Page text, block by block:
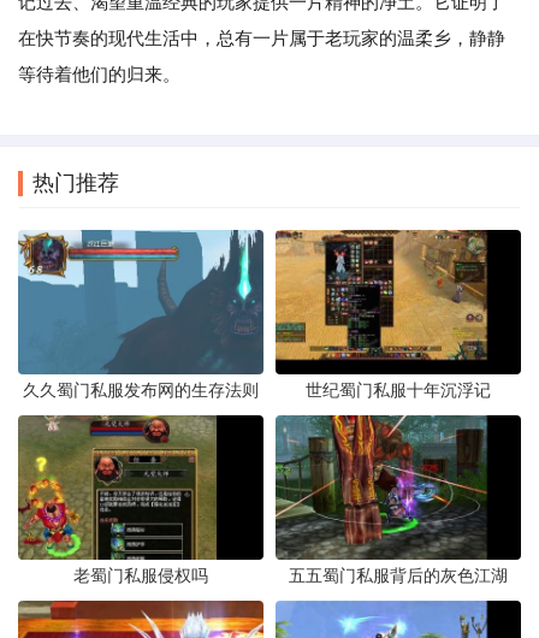
在快节奏的现代生活中，总有一片属于老玩家的温柔乡，静静
等待着他们的归来。
热门推荐
久久蜀门私服发布网的生存法则 世纪蜀门私服十年沉浮记
老蜀门私服侵权吗 五五蜀门私服背后的灰色江湖